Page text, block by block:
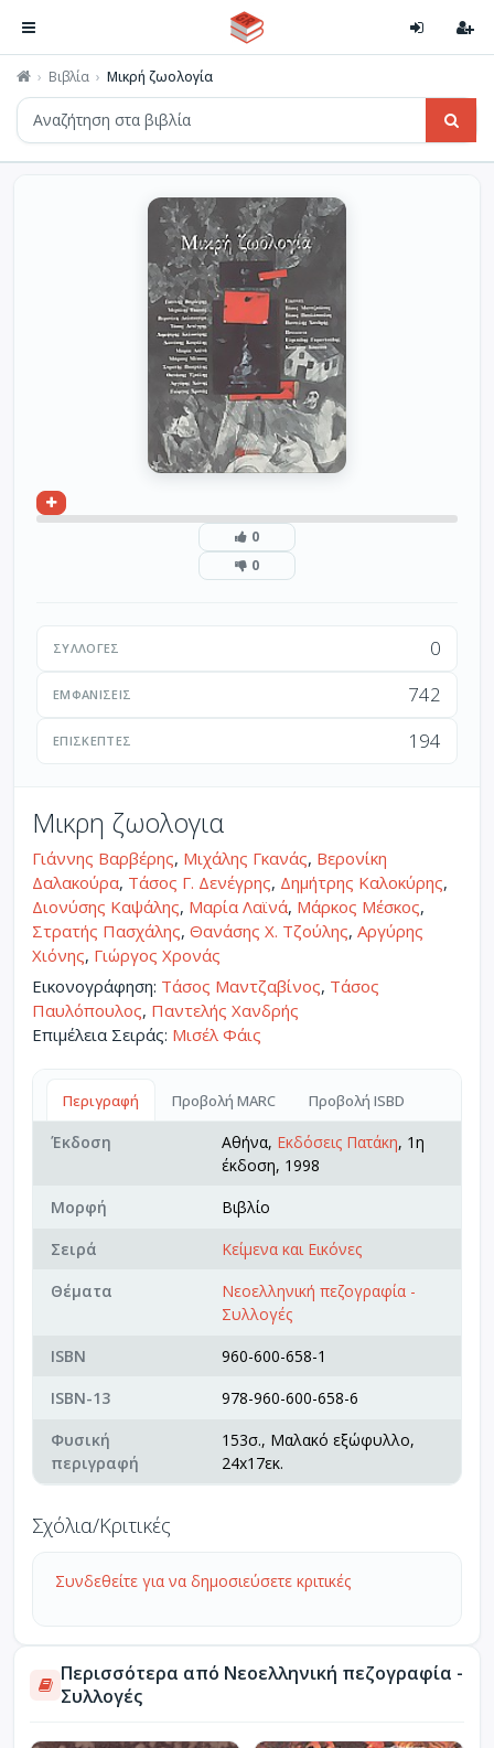
Βιβλία Μικρή ζωολογία
0
0
ΣΥΛΛΟΓΈΣ 0
ΕΜΦΑΝΊΣΕΙΣ 742
ΕΠΙΣΚΈΠΤΕΣ 194
Μικρη ζωολογια
Γιάννης Βαρβέρης, Μιχάλης Γκανάς, Βερονίκη
Δαλακούρα, Τάσος Γ. Δενέγρης, Δημήτρης Καλοκύρης,
Διονύσης Καψάλης, Μαρία Λαϊνά, Μάρκος Μέσκος,
Στρατής Πασχάλης, Θανάσης Χ. Τζούλης, Αργύρης
Χιόνης, Γιώργος Χρονάς
Εικονογράφηση: Τάσος Μαντζαβίνος, Τάσος
Παυλόπουλος, Παντελής Χανδρής
Επιμέλεια Σειράς: Μισέλ Φάις
Περιγραφή Προβολή MARC Προβολή ISBD
Έκδοση Αθήνα, Εκδόσεις Πατάκη, 1η
έκδοση, 1998
Μορφή
Βιβλίο
Σειρά
Κείμενα και Εικόνες
Θέματα
Νεοελληνική πεζογραφία -
Συλλογές
ISBN
960-600-658-1
ISBN-13
978-960-600-658-6
Φυσική
περιγραφή
153σ., Μαλακό εξώφυλλο,
24x17εκ.
Σχόλια/Κριτικές
Συνδεθείτε για να δημοσιεύσετε κριτικές
Περισσότερα από Νεοελληνική πεζογραφία -
Συλλογές